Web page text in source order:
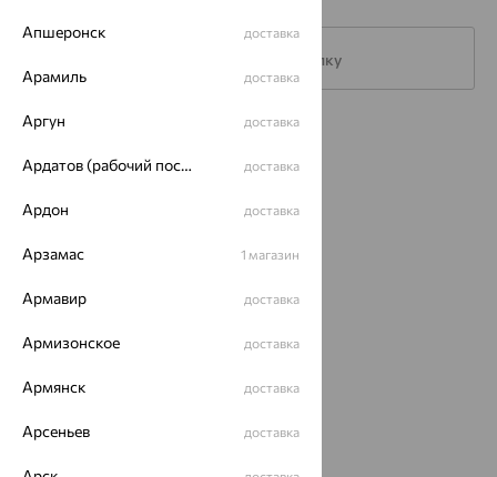
Подписаться на рассылку
Каталог
Акции
Доставка
Покупателям
О нас
Магазины и доставка г. Липецк
еще 3
Другие города
Заказать звонок
Апшеронск доставка
Арамиль доставка
Аргун доставка
Ардатов (рабочий поселок) доставка
Ардон доставка
Арзамас 1 магазин
Армавир доставка
Армизонское доставка
Армянск доставка
Арсеньев доставка